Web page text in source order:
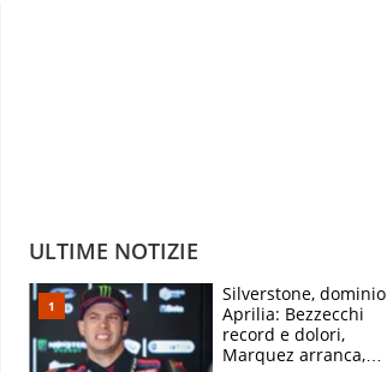
ULTIME NOTIZIE
Silverstone, dominio
Aprilia: Bezzecchi
record e dolori,
Marquez arranca,